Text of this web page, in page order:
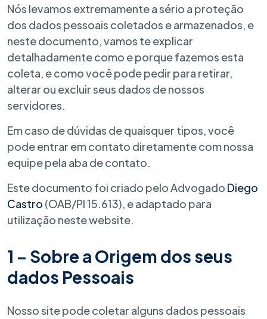
Nós levamos extremamente a sério a proteção
dos dados pessoais coletados e armazenados, e
neste documento, vamos te explicar
detalhadamente como e porque fazemos esta
coleta, e como você pode pedir para retirar,
alterar ou excluir seus dados de nossos
servidores.
Em caso de dúvidas de quaisquer tipos, você
pode entrar em contato diretamente com nossa
equipe pela aba de contato.
Este documento foi criado pelo Advogado Diego
Castro (OAB/PI 15.613), e adaptado para
utilização neste website.
1 – Sobre a Origem dos seus
dados Pessoais
Nosso site pode coletar alguns dados pessoais